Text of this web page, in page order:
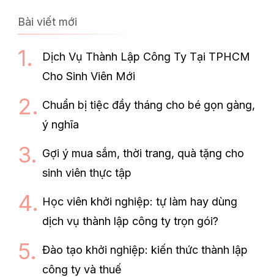
Bài viết mới
Dịch Vụ Thành Lập Công Ty Tại TPHCM
Cho Sinh Viên Mới
Chuẩn bị tiệc đầy tháng cho bé gọn gàng,
ý nghĩa
Gợi ý mua sắm, thời trang, quà tặng cho
sinh viên thực tập
Học viên khởi nghiệp: tự làm hay dùng
dịch vụ thành lập công ty trọn gói?
Đào tạo khởi nghiệp: kiến thức thành lập
công ty và thuế